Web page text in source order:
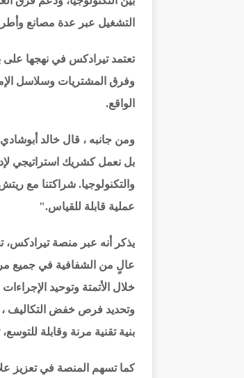
التشغيل عبر عدة مصانع
تعتمد تيرادكس في نهجها على
وفرق المشتريات وسلاسل
الواقع.
ومن جانبه ، قال خالد
بل نعمل كشريك استراتيجي
والتكنولوجيا. شراكتنا مع
عملية قابلة للقياس."
يذكر أنه عبر منصة تيرادكس،
عالٍ من الشفافية في جميع
خلال الأتمتة وتوحيد
وتحديد فرص خفض التكاليف ،
بنية تقنية مرنة وقابلة
كما تسهم المنصة في تعزيز